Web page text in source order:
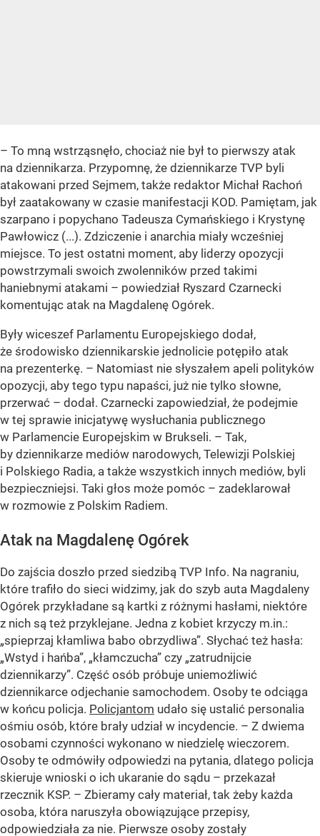
– To mną wstrząsnęło, chociaż nie był to pierwszy atak
na dziennikarza. Przypomnę, że dziennikarze TVP byli
atakowani przed Sejmem, także redaktor Michał Rachoń
był zaatakowany w czasie manifestacji KOD. Pamiętam, jak
szarpano i popychano Tadeusza Cymańskiego i Krystynę
Pawłowicz (...). Zdziczenie i anarchia miały wcześniej
miejsce. To jest ostatni moment, aby liderzy opozycji
powstrzymali swoich zwolenników przed takimi
haniebnymi atakami – powiedział Ryszard Czarnecki
komentując atak na Magdalenę Ogórek.
Były wiceszef Parlamentu Europejskiego dodał,
że środowisko dziennikarskie jednolicie potępiło atak
na prezenterkę. – Natomiast nie słyszałem apeli polityków
opozycji, aby tego typu napaści, już nie tylko słowne,
przerwać – dodał. Czarnecki zapowiedział, że podejmie
w tej sprawie inicjatywę wysłuchania publicznego
w Parlamencie Europejskim w Brukseli. – Tak,
by dziennikarze mediów narodowych, Telewizji Polskiej
i Polskiego Radia, a także wszystkich innych mediów, byli
bezpieczniejsi. Taki głos może pomóc – zadeklarował
w rozmowie z Polskim Radiem.
Atak na Magdalenę Ogórek
Do zajścia doszło przed siedzibą TVP Info. Na nagraniu,
które trafiło do sieci widzimy, jak do szyb auta Magdaleny
Ogórek przykładane są kartki z różnymi hasłami, niektóre
z nich są też przyklejane. Jedna z kobiet krzyczy m.in.:
„spieprzaj kłamliwa babo obrzydliwa”. Słychać też hasła:
„Wstyd i hańba”, „kłamczucha” czy „zatrudnijcie
dziennikarzy”. Część osób próbuje uniemożliwić
dziennikarce odjechanie samochodem. Osoby te odciąga
w końcu policja. Policjantom udało się ustalić personalia
ośmiu osób, które brały udział w incydencie. – Z dwiema
osobami czynności wykonano w niedzielę wieczorem.
Osoby te odmówiły odpowiedzi na pytania, dlatego policja
skieruje wnioski o ich ukaranie do sądu – przekazał
rzecznik KSP. – Zbieramy cały materiał, tak żeby każda
osoba, która naruszyła obowiązujące przepisy,
odpowiedziała za nie. Pierwsze osoby zostały